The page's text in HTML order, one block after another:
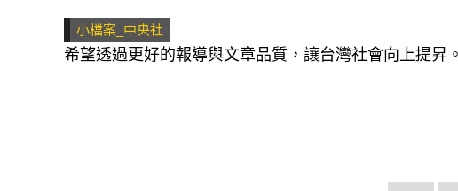
小檔案_中央社
希望透過更好的報導與文章品質，讓台灣社會向上提昇。